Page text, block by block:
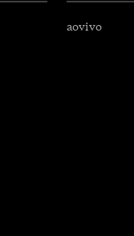
aovivo